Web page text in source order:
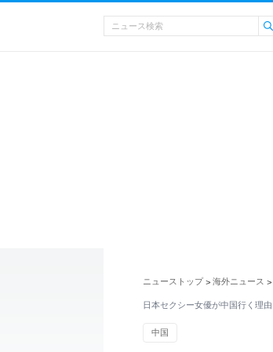
ニューストップ > 海外ニュース >
日本セクシー女優が中国行く理由
中国